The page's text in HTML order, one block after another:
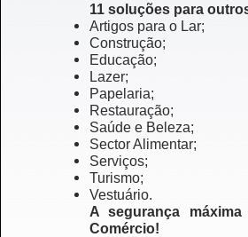
11 soluções para
Artigos para o Lar;
Construção;
Educação;
Lazer;
Papelaria;
Restauração;
Saúde e Beleza;
Sector Alimentar;
Serviços;
Turismo;
Vestuário.
A segurança
Comércio!